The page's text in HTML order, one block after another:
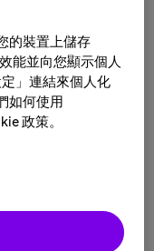
的裝置上儲存
能並向您顯示個人
」連結來個人化
如何使用
政策。